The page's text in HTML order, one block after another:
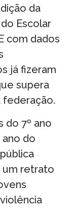
da
Escolar
com dados
já fizeram
supera
federação.
do 7º ano
do
um retrato